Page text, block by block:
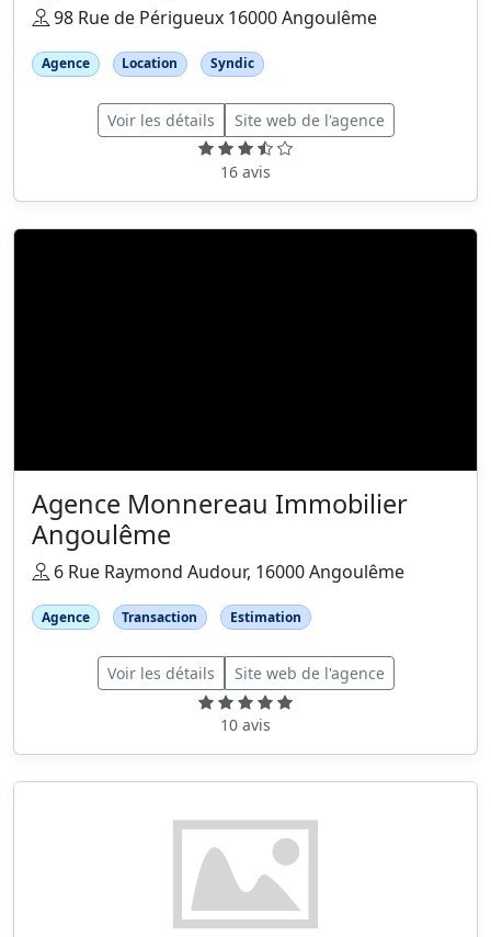
98 Rue de Périgueux 16000 Angoulême
Agence Location Syndic
Voir les détails Site web de l'agence
16 avis
Agence Monnereau Immobilier
Angoulême
6 Rue Raymond Audour, 16000 Angoulême
Agence Transaction Estimation
Voir les détails Site web de l'agence
10 avis